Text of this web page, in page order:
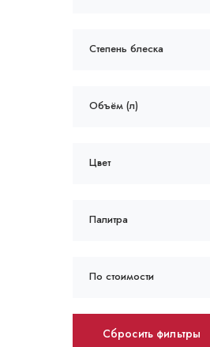
Степень блеска
Объём (л)
Цвет
Палитра
По стоимости
Сбросить фильтры